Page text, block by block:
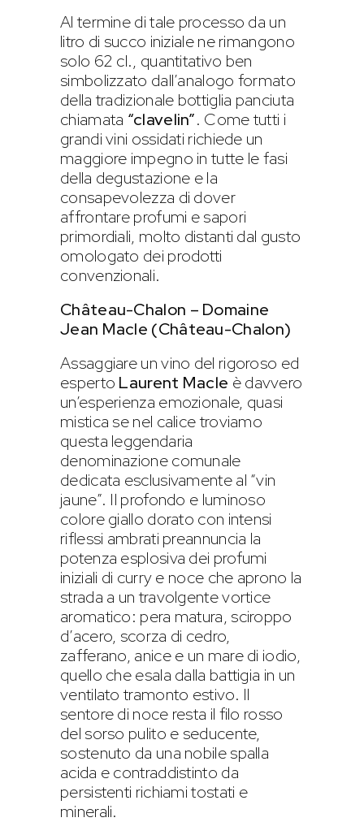
Al termine di tale processo da un
litro di succo iniziale ne rimangono
solo 62 cl., quantitativo ben
simbolizzato dall’analogo formato
della tradizionale bottiglia panciuta
chiamata “clavelin”. Come tutti i
grandi vini ossidati richiede un
maggiore impegno in tutte le fasi
della degustazione e la
consapevolezza di dover
affrontare profumi e sapori
primordiali, molto distanti dal gusto
omologato dei prodotti
convenzionali.
Château-Chalon – Domaine
Jean Macle (Château-Chalon)
Assaggiare un vino del rigoroso ed
esperto Laurent Macle è davvero
un’esperienza emozionale, quasi
mistica se nel calice troviamo
questa leggendaria
denominazione comunale
dedicata esclusivamente al “vin
jaune”. Il profondo e luminoso
colore giallo dorato con intensi
riflessi ambrati preannuncia la
potenza esplosiva dei profumi
iniziali di curry e noce che aprono la
strada a un travolgente vortice
aromatico: pera matura, sciroppo
d’acero, scorza di cedro,
zafferano, anice e un mare di iodio,
quello che esala dalla battigia in un
ventilato tramonto estivo. Il
sentore di noce resta il filo rosso
del sorso pulito e seducente,
sostenuto da una nobile spalla
acida e contraddistinto da
persistenti richiami tostati e
minerali.